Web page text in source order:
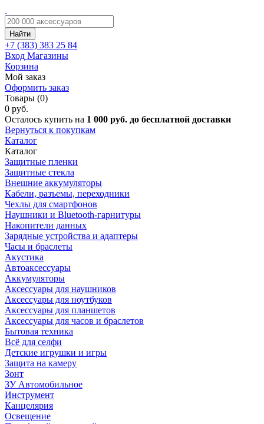
Найти
+7 (383) 383 25 84
Вход Магазины
Корзина
Мой заказ
Оформить заказ
Товары (0)
0 руб.
Осталось купить на 1 000 руб. до бесплатной доставки
Вернуться к покупкам
Каталог
Каталог
Защитные пленки
Защитные стекла
Внешние аккумуляторы
Кабели, разъемы, переходники
Чехлы для смартфонов
Наушники и Bluetooth-гарнитуры
Накопители данных
Зарядные устройства и адаптеры
Часы и браслеты
Акустика
Автоаксессуары
Аккумуляторы
Аксессуары для наушников
Аксессуары для ноутбуков
Аксессуары для планшетов
Аксессуары для часов и браслетов
Бытовая техника
Всё для селфи
Детские игрушки и игры
Защита на камеру
Зонт
ЗУ Автомобильное
Инструмент
Канцелярия
Освещение